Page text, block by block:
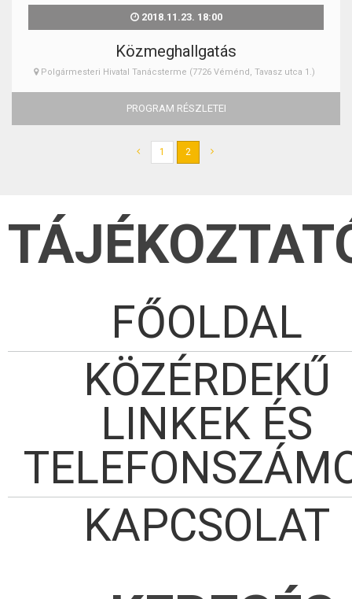
2018.11.23. 18:00
Közmeghallgatás
Polgármesteri Hivatal Tanácsterme (7726 Véménd, Tavasz utca 1.)
PROGRAM RÉSZLETEI
1 2
FŐOLDAL
KÖZÉRDEKŰ
LINKEK ÉS
KAPCSOLAT